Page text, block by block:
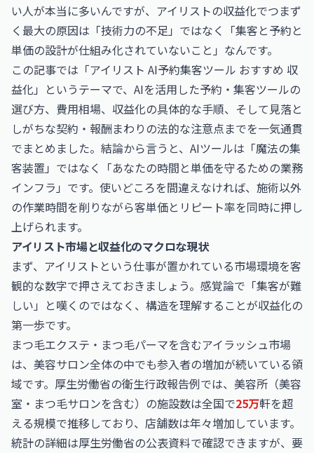
い人が本当に多いんですが、アイリストの収益化でつまず
く最大の原因は「技術力の不足」ではなく「集客と予約と
単価の設計が仕組み化されていないこと」なんです。
この記事では「アイリスト AI予約集客ツール おすすめ 収
益化」というテーマで、AIを活用した予約・集客ツールの
選び方、費用相場、収益化の具体的な手順、そして見落と
しがちな契約・報酬まわりの法的な注意点までを一気通貫
でまとめました。結論から言うと、AIツールは「魔法の集
客装置」ではなく「あなたの時間と単価を守るための業務
インフラ」です。使いどころを間違えなければ、施術以外
の作業時間を削りながら客単価とリピート率を同時に押し
上げられます。
アイリスト市場と収益化のマクロな現状
まず、アイリストという仕事が置かれている市場環境を客
観的な数字で押さえておきましょう。感覚論で「集客が難
しい」と嘆くのではなく、構造を理解することが収益化の
第一歩です。
まつ毛エクステ・まつ毛パーマを含むアイラッシュ市場
は、美容サロン全体の中でも参入者の増加が続いている領
域です。厚生労働省の衛生行政報告例では、美容所（美容
室・まつ毛サロンを含む）の施設数は全国で25万軒を超
える規模で推移しており、店舗数は年々増加しています。
統計の詳細は厚生労働省の公表資料で確認できますが、要